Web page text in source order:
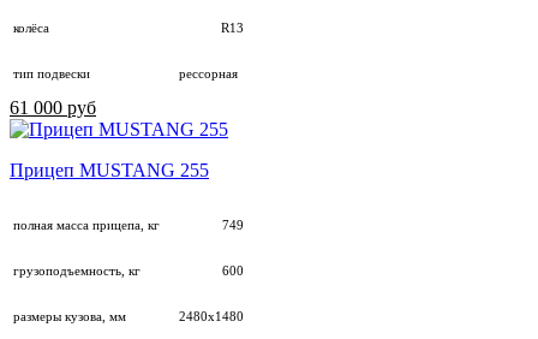
колёса R13
тип подвески рессорная
61 000 руб
Прицеп MUSTANG 255
полная масса прицепа, кг 749
грузоподъемность, кг 600
размеры кузова, мм 2480х1480